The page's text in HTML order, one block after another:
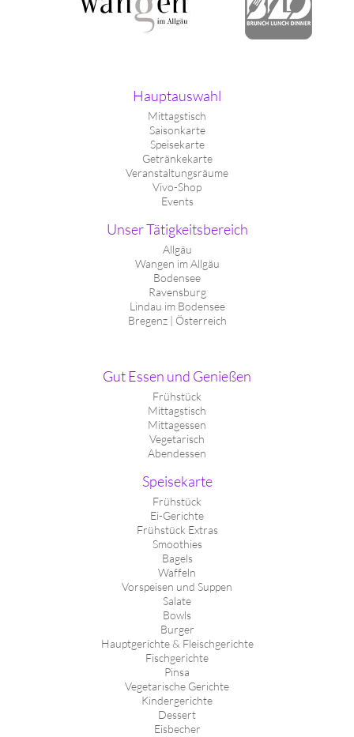
Hauptauswahl
Mittagstisch
Saisonkarte
Speisekarte
Getränkekarte
Veranstaltungsräume
Vivo-Shop
Events
Unser Tätigkeitsbereich
Allgäu
Wangen im Allgäu
Bodensee
Ravensburg
Lindau im Bodensee
Bregenz | Österreich
Gut Essen und Genießen
Frühstück
Mittagstisch
Mittagessen
Vegetarisch
Abendessen
Speisekarte
Frühstück
Ei-Gerichte
Frühstück Extras
Smoothies
Bagels
Waffeln
Vorspeisen und Suppen
Salate
Bowls
Burger
Hauptgerichte & Fleischgerichte
Fischgerichte
Pinsa
Vegetarische Gerichte
Kindergerichte
Dessert
Eisbecher